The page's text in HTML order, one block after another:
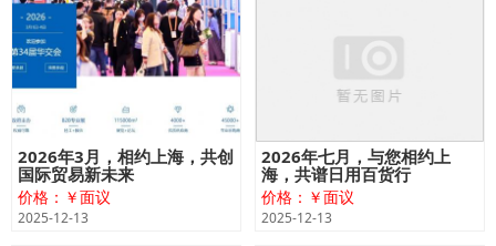
2026年3月，相约上海，共创
国际贸易新未来
价格：￥面议
2025-12-13
2026年七月，与您相约上
海，共谱日用百货行
价格：￥面议
2025-12-13